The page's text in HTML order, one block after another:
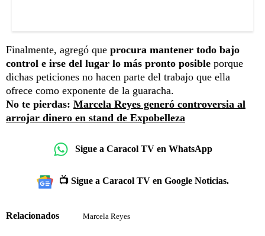
Finalmente, agregó que procura mantener todo bajo
control e irse del lugar lo más pronto posible porque
dichas peticiones no hacen parte del trabajo que ella
ofrece como exponente de la guaracha.
No te pierdas: Marcela Reyes generó controversia al
arrojar dinero en stand de Expobelleza
Sigue a Caracol TV en WhatsApp
📺 Sigue a Caracol TV en Google Noticias.
Relacionados Marcela Reyes